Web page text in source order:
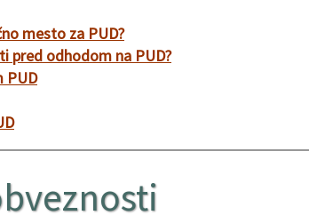
mesto za PUD?
pred odhodom na PUD?
PUD